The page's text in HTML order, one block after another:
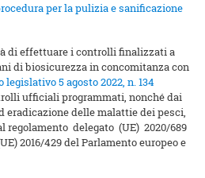
per la pulizia e sanificazione
di effettuare i controlli finalizzati a
di biosicurezza in concomitanza con
legislativo 5 agosto 2022, n. 134
ufficiali programmati, nonché dai
eradicazione delle malattie dei pesci,
regolamento delegato (UE) 2020/689
2016/429 del Parlamento europeo e